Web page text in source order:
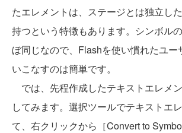
たエレメントは、ステージとは独立し
持つという特徴もあります。シンボル
ぼ同じなので、Flashを使い慣れたユー
いこなすのは簡単です。
では、先程作成したテキストエレメ
してみます。選択ツールでテキストエ
て、右クリックから［Convert to